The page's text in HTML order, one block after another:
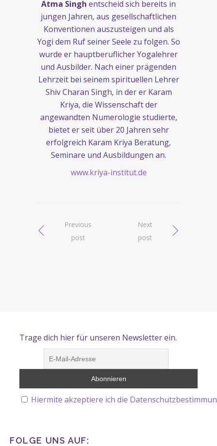
Atma Singh entscheid sich bereits in
jungen Jahren, aus gesellschaftlichen
Konventionen auszusteigen und als
Yogi dem Ruf seiner Seele zu folgen. So
wurde er hauptberuflicher Yogalehrer
und Ausbilder. Nach einer prägenden
Lehrzeit bei seinem spirituellen Lehrer
Shiv Charan Singh, in der er Karam
Kriya, die Wissenschaft der
angewandten Numerologie studierte,
bietet er seit über 20 Jahren sehr
erfolgreich Karam Kriya Beratung,
Seminare und Ausbildungen an.
www.kriya-institut.de
Previous
post
Next
post
Trage dich hier für unseren Newsletter ein.
Hiermite akzeptiere ich die
FOLGE UNS AUF: